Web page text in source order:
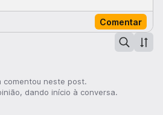
Comentar
comentou neste post.
dando início à conversa.